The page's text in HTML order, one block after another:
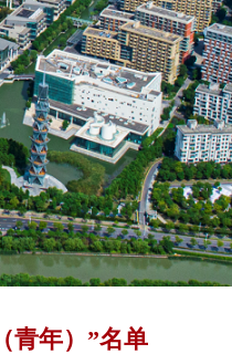
青年）”名单